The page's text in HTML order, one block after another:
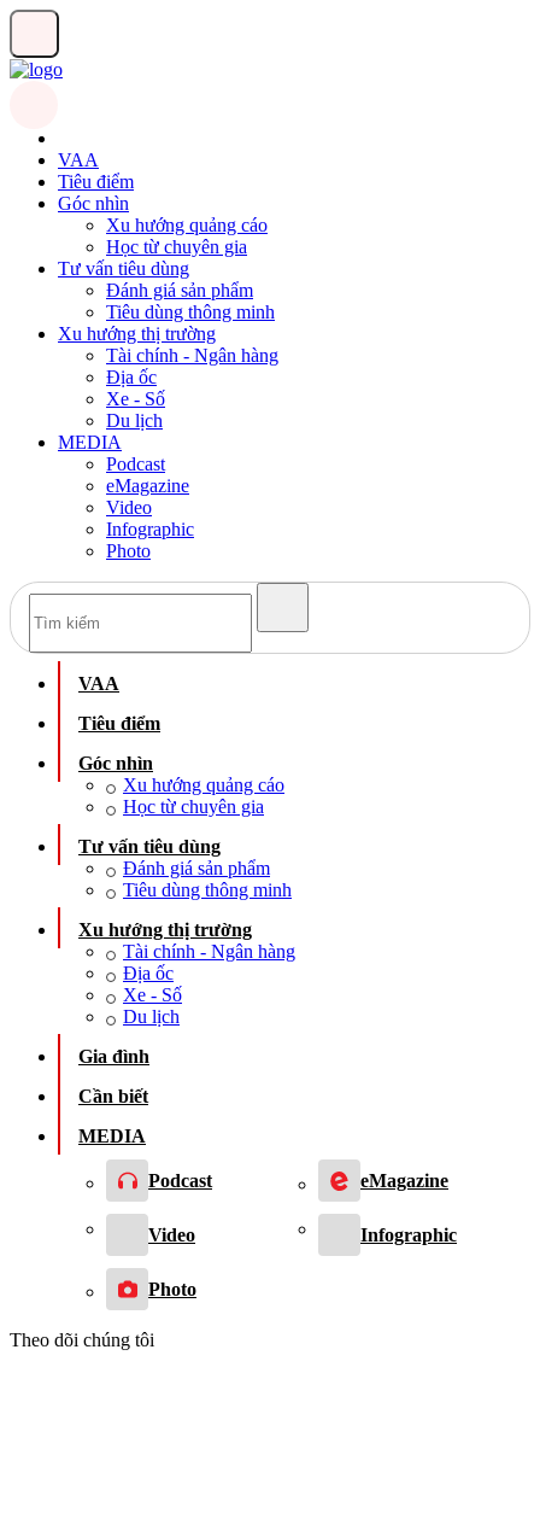
VAA
Tiêu điểm
Góc nhìn
Xu hướng quảng cáo
Học từ chuyên gia
Tư vấn tiêu dùng
Đánh giá sản phẩm
Tiêu dùng thông minh
Xu hướng thị trường
Tài chính - Ngân hàng
Địa ốc
Xe - Số
Du lịch
MEDIA
Podcast
eMagazine
Video
Infographic
Photo
VAA
Tiêu điểm
Góc nhìn
Xu hướng quảng cáo
Học từ chuyên gia
Tư vấn tiêu dùng
Đánh giá sản phẩm
Tiêu dùng thông minh
Xu hướng thị trường
Tài chính - Ngân hàng
Địa ốc
Xe - Số
Du lịch
Gia đình
Cần biết
MEDIA
Podcast eMagazine
Video Infographic
Photo
Theo dõi chúng tôi